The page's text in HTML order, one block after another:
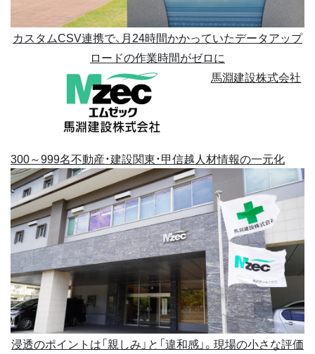
カスタムCSV連携で、月24時間かかっていたデータアップ
ロードの作業時間がゼロに
馬淵建設株式会社
300～999名不動産・建設関東・甲信越人材情報の一元化
浸透のポイントは「親しみ」と「違和感」。現場の小さな評価